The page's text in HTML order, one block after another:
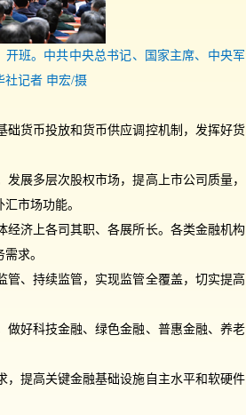
班。中共中央总书记、国家主席、中央军
社记者 申宏/摄
础货币投放和货币供应调控机制，发挥好货
展多层次股权市场，提高上市公司质量，
市场功能。
经济上各司其职、各展所长。各类金融机构
求。
管、持续监管，实现监管全覆盖，切实提高
做好科技金融、绿色金融、普惠金融、养老
，提高关键金融基础设施自主水平和软硬件